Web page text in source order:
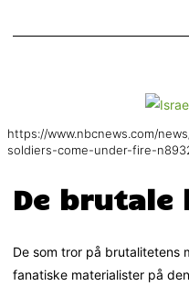
https://www.nbcnews.com/
soldiers-come-under-fire-
De brutale
De som tror på brutalitetens
fanatiske materialister på